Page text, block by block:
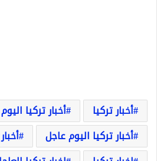
أخبار تركيا
أخبار تركيا اليوم
أخبار تركيا اليوم عاجل